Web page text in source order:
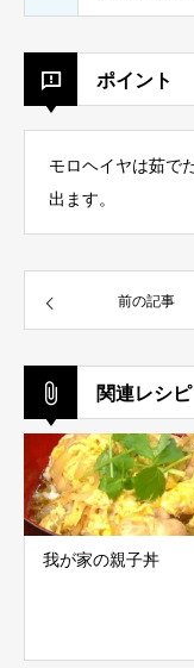
ポイント
モロヘイヤは茹で
出ます。
前の記事
関連レシピ
我が家の親子丼